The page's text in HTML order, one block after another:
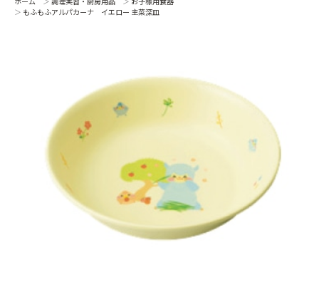
＞ もふもふアルパカーナ イエロー 主菜深皿